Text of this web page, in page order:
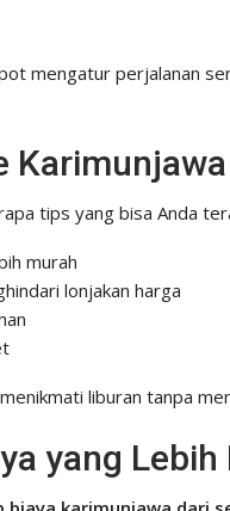
mengatur perjalanan
Karimunjawa
tips yang bisa Anda
murah
lonjakan harga
liburan tanpa
yang Lebih